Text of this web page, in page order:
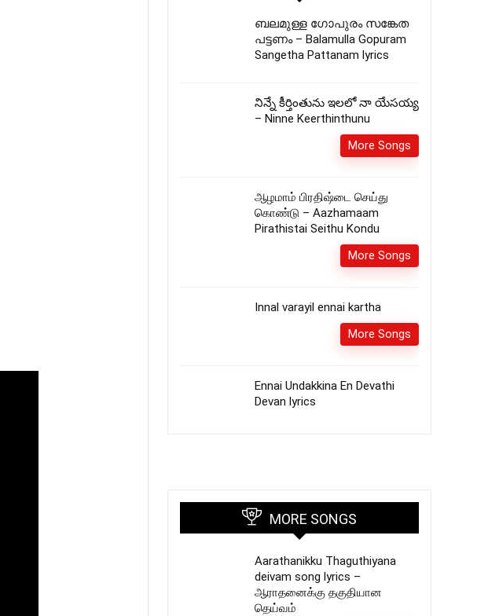
ബലമുള്ള ഗോപുരം സങ്കേത
പട്ടണം – Balamulla Gopuram
Sangetha Pattanam lyrics
నిన్నే కీర్తింతును ఇలలో నా యేసయ్య
– Ninne Keerthinthunu
More Songs
ஆழமாம் பிரதிஷ்டை செய்து
கொண்டு – Aazhamaam
Pirathistai Seithu Kondu
More Songs
Innal varayil ennai kartha
More Songs
Ennai Undakkina En Devathi
Devan lyrics
MORE SONGS
Aarathanikku Thaguthiyana
deivam song lyrics –
ஆராதனைக்கு தகுதியான
தெய்வம்